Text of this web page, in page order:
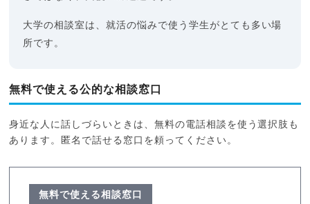
大学の相談室は、就活の悩みで使う学生がとても多い場
所です。
無料で使える公的な相談窓口
身近な人に話しづらいときは、無料の電話相談を使う選択肢も
あります。匿名で話せる窓口を頼ってください。
無料で使える相談窓口